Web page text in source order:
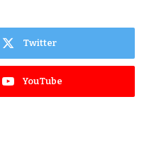
Twitter
YouTube